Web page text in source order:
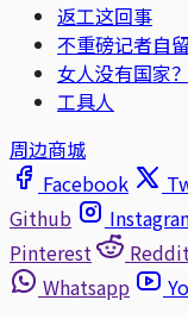
返工这回事
不重磅记者自
女人没有国家？
工具人
周边商城
Facebook
Github
Pinterest
Whatsapp